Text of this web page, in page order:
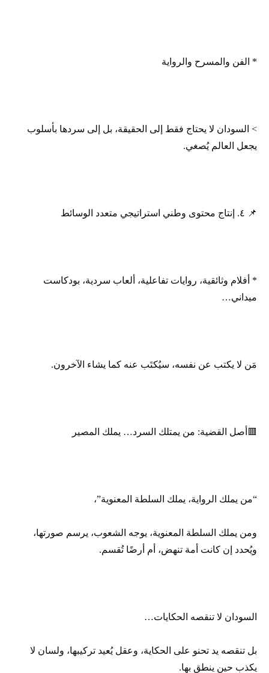
* الفن والمسرح والرواية
> السودان لا يحتاج فقط إلى الحقيقة، بل إلى سردها بأسلوب
يجعل العالم يُصغي.
📌 ٤. إنتاج محتوى وطني استراتيجي متعدد الوسائط
* أفلام وثائقية، روايات تفاعلية، ألعاب سردية، بودكاست
ميداني…
مَن لا يكتب عن نفسه، سيُكتَب عنه كما يشاء الآخرون.
🟥أصل القضية: من يمتلك السرد… يملك المصير
“من يملك الرواية، يملك السلطة المعنوية”،
ومن يملك السلطة المعنوية، يوجه الشعوب، يرسم صورتها،
ويُحدد إن كانت أمة تنهض، أم أرضًا تُقسم.
السودان لا تنقصه الحكايات…
بل تنقصه يد تحنو على الحكاية، وعقل يُعيد تركيبها، ولسان لا
يكذب حين ينطق بها.